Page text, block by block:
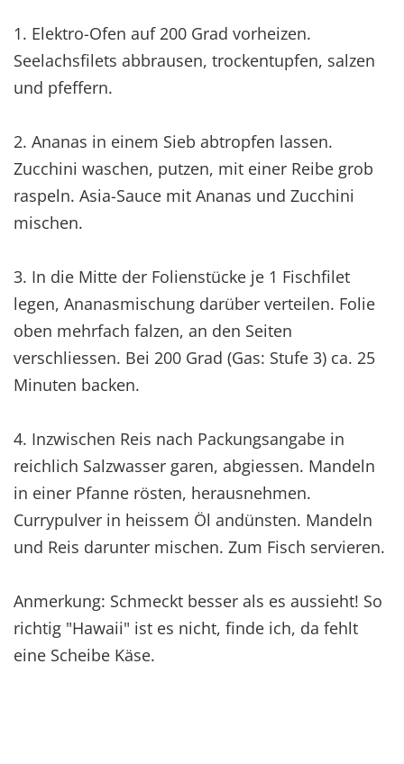
1. Elektro-Ofen auf 200 Grad vorheizen.
Seelachsfilets abbrausen, trockentupfen, salzen
und pfeffern.
2. Ananas in einem Sieb abtropfen lassen.
Zucchini waschen, putzen, mit einer Reibe grob
raspeln. Asia-Sauce mit Ananas und Zucchini
mischen.
3. In die Mitte der Folienstücke je 1 Fischfilet
legen, Ananasmischung darüber verteilen. Folie
oben mehrfach falzen, an den Seiten
verschliessen. Bei 200 Grad (Gas: Stufe 3) ca. 25
Minuten backen.
4. Inzwischen Reis nach Packungsangabe in
reichlich Salzwasser garen, abgiessen. Mandeln
in einer Pfanne rösten, herausnehmen.
Currypulver in heissem Öl andünsten. Mandeln
und Reis darunter mischen. Zum Fisch servieren.
Anmerkung: Schmeckt besser als es aussieht! So
richtig "Hawaii" ist es nicht, finde ich, da fehlt
eine Scheibe Käse.